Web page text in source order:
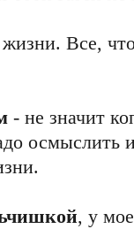
Все,
- не значит
осмыслить
, у